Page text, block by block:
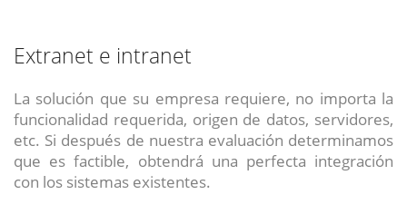
Extranet e intranet
La solución que su empresa requiere, no importa la
funcionalidad requerida, origen de datos, servidores,
etc. Si después de nuestra evaluación determinamos
que es factible, obtendrá una perfecta integración
con los sistemas existentes.